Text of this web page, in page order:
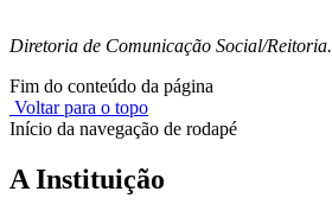
Diretoria de Comunicação Social/Reitoria.
Fim do conteúdo da página
Voltar para o topo
Início da navegação de rodapé
A Instituição